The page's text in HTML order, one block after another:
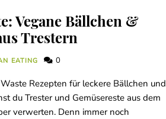
Vegane Bällchen &
Trestern
EATING 0
Rezepten für leckere Bällchen und
du Trester und Gemüsereste aus dem
verwerten. Denn immer noch